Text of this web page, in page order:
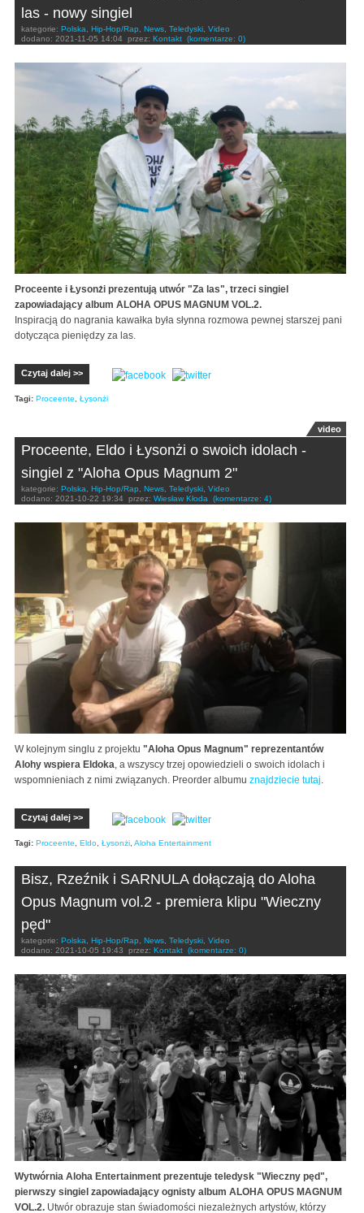
las - nowy singiel
kategorie: Polska, Hip-Hop/Rap, News, Teledyski, Video
dodano: 2021-11-05 14:04 przez: Kontakt (komentarze: 0)
Proceente i Łysonżi prezentują utwór "Za las", trzeci singiel
zapowiadający album ALOHA OPUS MAGNUM VOL.2.
Inspiracją do nagrania kawałka była słynna rozmowa pewnej starszej pani
dotycząca pieniędzy za las.
Czytaj dalej >>
Tagi: Proceente Łysonżi
video
Proceente, Eldo i Łysonżi o swoich idolach -
singiel z "Aloha Opus Magnum 2"
kategorie: Polska Hip-Hop/Rap News Teledyski Video
dodano: 2021-10-22 19:34 przez: Wiesław Kłoda (komentarze: 4)
W kolejnym singlu z projektu "Aloha Opus Magnum" reprezentantów
Alohy wspiera Eldoka, a wszyscy trzej opowiedzieli o swoich idolach i
wspomnieniach z nimi związanych. Preorder albumu znajdziecie tutaj.
Czytaj dalej >>
Tagi: Proceente Eldo Łysonżi Aloha Entertainment
Bisz, Rzeźnik i SARNULA dołączają do Aloha
Opus Magnum vol.2 - premiera klipu "Wieczny
pęd"
kategorie: Polska Hip-Hop/Rap News Teledyski Video
dodano: 2021-10-05 19:43 przez: Kontakt (komentarze: 0)
Wytwórnia Aloha Entertainment prezentuje teledysk "Wieczny pęd",
pierwszy singiel zapowiadający ognisty album ALOHA OPUS MAGNUM
VOL.2. Utwór obrazuje stan świadomości niezależnych artystów, którzy